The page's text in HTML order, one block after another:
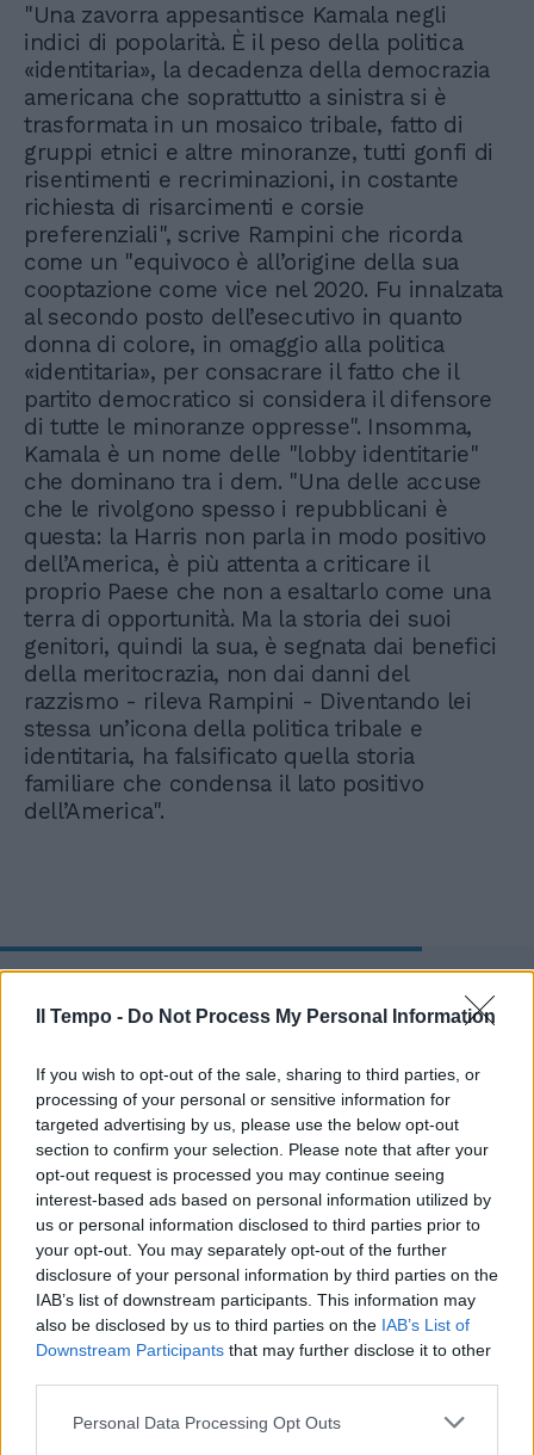
Il Tempo - Do Not Process My Personal Information
If you wish to opt-out of the sale, sharing to third parties, or
processing of your personal or sensitive information for
targeted advertising by us, please use the below opt-out
section to confirm your selection. Please note that after your
opt-out request is processed you may continue seeing
interest-based ads based on personal information utilized by
us or personal information disclosed to third parties prior to
your opt-out. You may separately opt-out of the further
disclosure of your personal information by third parties on the
IAB’s list of downstream participants. This information may
also be disclosed by us to third parties on the IAB’s List of
Downstream Participants that may further disclose it to other
Personal Data Processing Opt Outs
"Una zavorra appesantisce Kamala negli
indici di popolarità. È il peso della politica
«identitaria», la decadenza della democrazia
americana che soprattutto a sinistra si è
trasformata in un mosaico tribale, fatto di
gruppi etnici e altre minoranze, tutti gonfi di
risentimenti e recriminazioni, in costante
richiesta di risarcimenti e corsie
preferenziali", scrive Rampini che ricorda
come un "equivoco è all’origine della sua
cooptazione come vice nel 2020. Fu innalzata
al secondo posto dell’esecutivo in quanto
donna di colore, in omaggio alla politica
«identitaria», per consacrare il fatto che il
partito democratico si considera il difensore
di tutte le minoranze oppresse". Insomma,
Kamala è un nome delle "lobby identitarie"
che dominano tra i dem. "Una delle accuse
che le rivolgono spesso i repubblicani è
questa: la Harris non parla in modo positivo
dell’America, è più attenta a criticare il
proprio Paese che non a esaltarlo come una
terra di opportunità. Ma la storia dei suoi
genitori, quindi la sua, è segnata dai benefici
della meritocrazia, non dai danni del
razzismo - rileva Rampini - Diventando lei
stessa un’icona della politica tribale e
identitaria, ha falsificato quella storia
familiare che condensa il lato positivo
dell’America".
quel Soros che rispunta dietro
ai Democratici
Parole che fanno sbottare molti antitrumpiani
di casa nostra che hanno già mollato Biden
per tifare Harris. C'è chi arriva a chiedere al
Corriere di fare un endorsement alla luce
del sole per Trump... L'economista Riccardo
Puglisi lancia nello stagno di X che ha visto
l'hastag #Rampini salire nel corso della
giornata un'indiscrrezione: "Pare che i
comunistelli vogliano far partire una bella
fata", spiega il docente che cita una vecchia